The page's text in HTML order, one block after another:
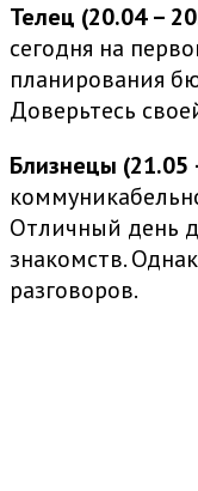
Телец (20.04 –
сегодня на
планирования
Доверьтесь
Близнецы (21.05
Отличный день
знакомств.
разговоров.